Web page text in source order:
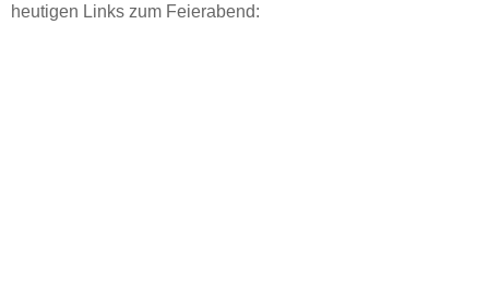
heutigen Links zum Feierabend: